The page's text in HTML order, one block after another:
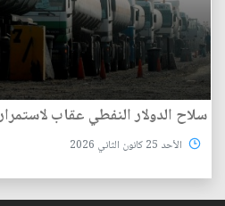
سلاح الدولار النفطي عقاب
الأحد 25 كانون الثاني 2026